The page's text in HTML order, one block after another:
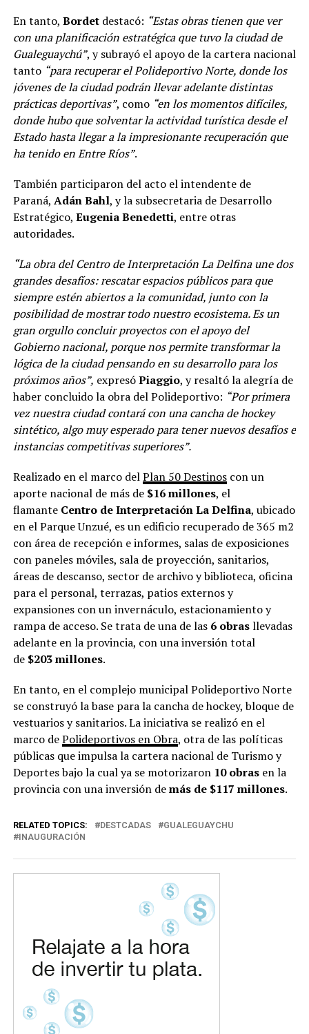
En tanto, Bordetdestacó: “Estas obras tienen que ver
con una planificación estratégica que tuvo la ciudad de
Gualeguaychú”, y subrayó el apoyo de la cartera nacional
tanto “para recuperar el Polideportivo Norte, donde los
jóvenes de la ciudad podrán llevar adelante distintas
prácticas deportivas”, como “en los momentos difíciles,
donde hubo que solventar la actividad turística desde el
Estado hasta llegar a la impresionante recuperación que
ha tenido en Entre Ríos”.
También participaron del acto el intendente de
Paraná, Adán Bahl, y la subsecretaria de Desarrollo
Estratégico, Eugenia Benedetti, entre otras
autoridades.
“La obra del Centro de Interpretación La Delfina une dos
grandes desafíos: rescatar espacios públicos para que
siempre estén abiertos a la comunidad, junto con la
posibilidad de mostrar todo nuestro ecosistema. Es un
gran orgullo concluir proyectos con el apoyo del
Gobierno nacional, porque nos permite transformar la
lógica de la ciudad pensando en su desarrollo para los
próximos años”, expresóPiaggio, y resaltó la alegría de
haber concluido la obra del Polideportivo: “Por primera
vez nuestra ciudad contará con una cancha de hockey
sintético, algo muy esperado para tener nuevos desafíos e
instancias competitivas superiores”.
Realizado en el marco delPlan 50 Destinoscon un
aporte nacional de más de $16 millones, el
flamante Centro de Interpretación La Delfina, ubicado
en el Parque Unzué, es un edificio recuperado de 365 m2
con área de recepción e informes, salas de exposiciones
con paneles móviles, sala de proyección, sanitarios,
áreas de descanso, sector de archivo y biblioteca, oficina
para el personal, terrazas, patios externos y
expansiones con un invernáculo, estacionamiento y
rampa de acceso. Se trata de una de las 6 obrasllevadas
adelante en la provincia, con una inversión total
de $203 millones.
En tanto, en el complejo municipal Polideportivo Norte
se construyó la base para la cancha de hockey, bloque de
vestuarios y sanitarios. La iniciativa se realizó en el
marco dePolideportivos en Obra, otra de las políticas
públicas que impulsa la cartera nacional de Turismo y
Deportes bajo la cual ya se motorizaron 10 obrasen la
provincia con una inversión demás de $117 millones.
RELATED TOPICS: DESTCADAS
GUALEGUAYCHU
INAUGURACIÓN